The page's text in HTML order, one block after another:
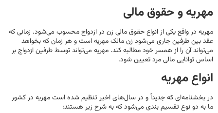
مهریه و حقوق مالی
مهریه در واقع یکی از انواع حقوق مالی زن در ازدواج محسوب می‌شود. زمانی که
عقد بین طرفین جاری می‌شود زن مالک مهریه است و هر زمان که بخواهد
می‌تواند آن را از همسر خود مطالبه کند. مهریه می‌تواند توسط طرفین ازدواج بر
اساس توانایی مالی مرد تعیین شود.
انواع مهریه
در بخشنامه‌ای که جدیداً و در سال‌های اخیر تنظیم شده است مهریه در کشور
ما به دو نوع تقسیم بندی می‌شود که به شرح زیر هستند: